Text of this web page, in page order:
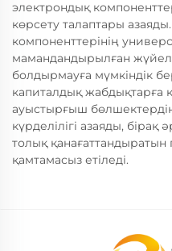
электрондық
көрсету талаптары азаяды.
компоненттерінің
мамандандырылған
болдырмауға мүмкіндік
капиталдық жабдықтарға
ауыстырғыш
күрделілігі азаяды, бірақ
толық қанағаттандыратын
қамтамасыз етіледі.